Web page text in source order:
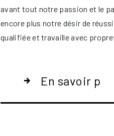
avant tout notre passion et le
encore plus notre désir de
qualifiée et travaille avec
En savoir plus